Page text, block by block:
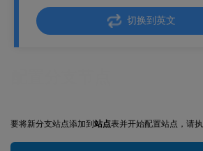
切换到英文
要将新分支站点添加到站点表并开始配置站点，请